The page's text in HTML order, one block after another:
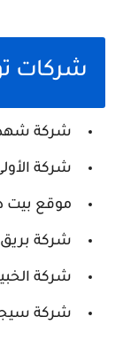
شركات
شركة شهد
شركة
موقع بيت
شركة
شركة
شركة